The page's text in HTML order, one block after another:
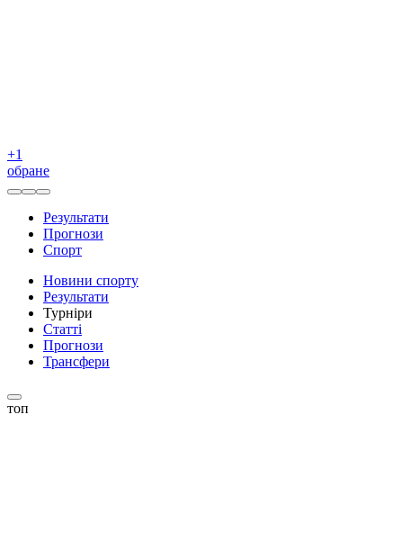
+1
обране
Результати
Прогнози
Спорт
Новини спорту
Результати
Турніри
Статті
Прогнози
Трансфери
топ